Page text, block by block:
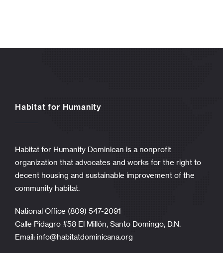
Habitat for Humanity
Habitat for Humanity Dominican is a nonprofit
organization that advocates and works for the right to
decent housing and sustainable improvement of the
community habitat.
National Office (809) 547-2091
Calle Pidagro #58 El Millón, Santo Domingo, D.N.
Email: info@habitatdominicana.org